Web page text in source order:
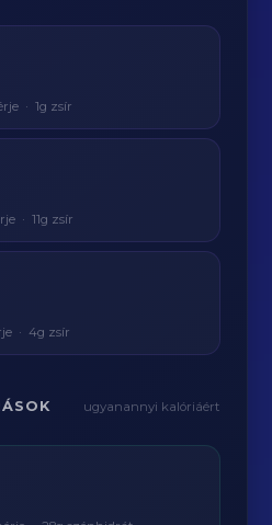
· 1g zsír
· 11g zsír
· 4g zsír
ugyanannyi kalóriáért